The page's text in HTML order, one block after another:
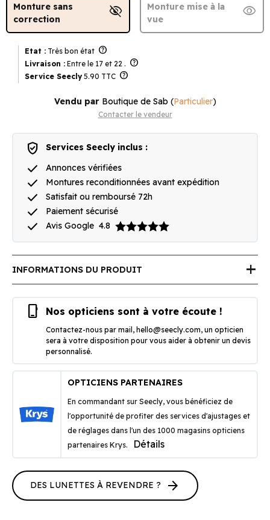
Monture sans
correction
visibility_off
Monture mise à la
vue
visibility
Etat : Très bon état help
Livraison : Entre le 17 et 22 . help
Service Seecly 5.90 TTC help
Vendu par Boutique de Sab (Particulier)
Contacter le vendeur
verified_user Services Seecly inclus :
done Annonces vérifiées
done Montures reconditionnées avant expédition
done Satisfait ou remboursé 72h
done Paiement sécurisé
done Avis Google 4.8
INFORMATIONS DU PRODUIT add
phone_iphone Nos opticiens sont à votre écoute !
Contactez-nous par mail, hello@seecly.com, un opticien
sera à votre disposition pour vous aider à obtenir un devis
personnalisé.
OPTICIENS PARTENAIRES
En commandant sur Seecly, vous bénéficiez de
l'opportunité de profiter des services d'ajustages et
de réglages dans l'un des 1000 magasins opticiens
partenaires Krys.
Détails
DES LUNETTES À REVENDRE ? arrow_forward